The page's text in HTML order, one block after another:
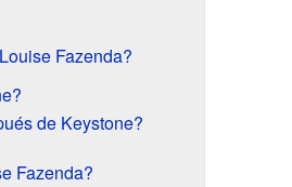
Fazenda?
de Keystone?
Fazenda?